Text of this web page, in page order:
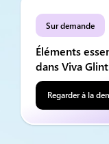
Sur demande
Éléments
dans Viva Glint
Regarder à la